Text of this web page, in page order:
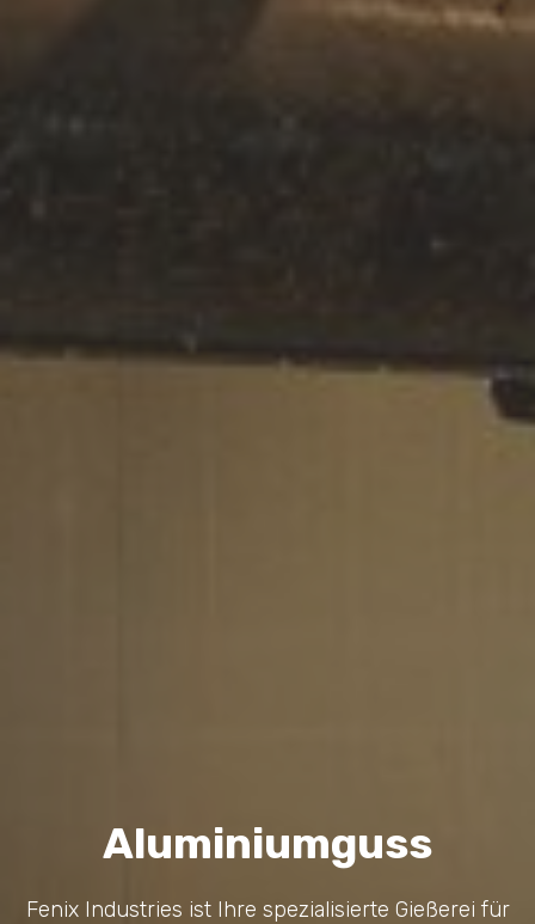
Aluminiumguss
Fenix Industries ist Ihre spezialisierte Gießerei für